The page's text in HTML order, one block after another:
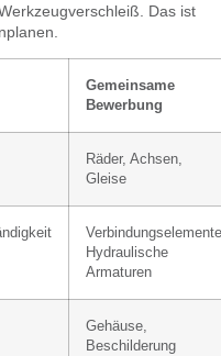
Das ist
Gemeinsame
Bewerbung
Räder, Achsen,
Gleise
Hydraulische
Armaturen
Gehäuse,
Beschilderung